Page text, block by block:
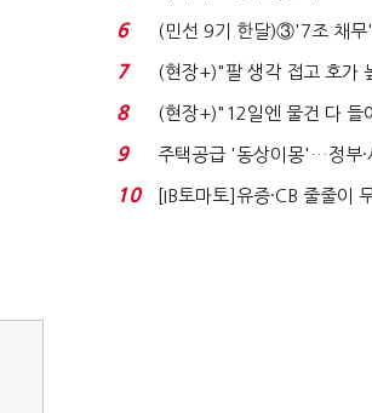
비 0.2% 감소...
6
(민선 9기 한달)③'7조 채무
격…추미애, 20년...
7
(현장+)"팔 생각 접고 호가
요"…'덜 똘똘한 한 채' 20...
8
(현장+)"12일엔 물건 다
빈 매대 채우며 문 연 ...
9
주택공급 '동상이몽'…정부·
력 없으면 '공수표'...
10
[IB토마토]유증·CB 줄줄이